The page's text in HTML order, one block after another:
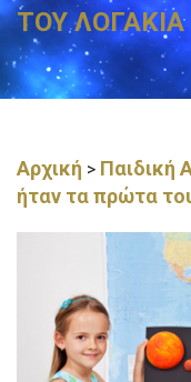
ΤΟΥ ΛΟΓΑΚΙΑ
Αρχική > Παιδική
ήταν τα πρώτα